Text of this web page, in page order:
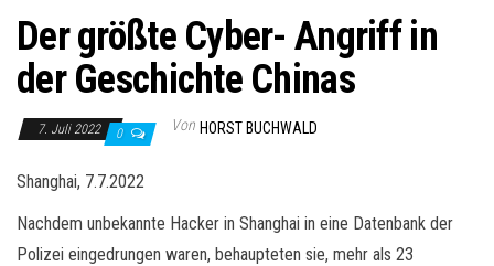
Der größte Cyber- Angriff in
der Geschichte Chinas
7. Juli 2022 0 Von HORST BUCHWALD
Shanghai, 7.7.2022
Nachdem unbekannte Hacker in Shanghai in eine Datenbank der
Polizei eingedrungen waren, behaupteten sie, mehr als 23